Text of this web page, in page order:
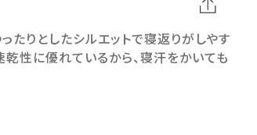
たりとしたシルエットで寝返りがしやす
乾性に優れているから、寝汗をかいても